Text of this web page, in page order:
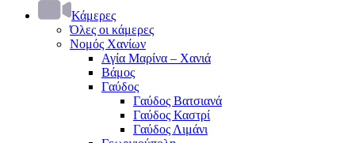
Κάμερες
Όλες οι κάμερες
Νομός Χανίων
Αγία Μαρίνα – Χανιά
Βάμος
Γαύδος
Γαύδος Βατσιανά
Γαύδος Καστρί
Γαύδος Λιμάνι